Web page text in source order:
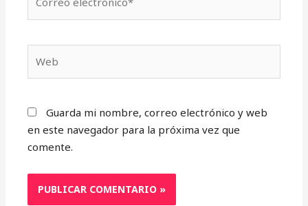
electrónico*
Guarda mi nombre, correo electrónico y web
en este navegador para la próxima vez que
comente.